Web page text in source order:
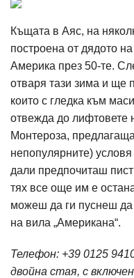
Къщата в Аяс, на
построена от дядото
Америка през 50-те.
отваря тази зима и ще
които с гледка към
отвежда до лифтовете
Монтероза,
непопулярните)
дали предпочиташ
тях все още им е
можеш да ги пуснеш да
на вила „Американа“.
Телефон: +39 0125
двойна стая, с